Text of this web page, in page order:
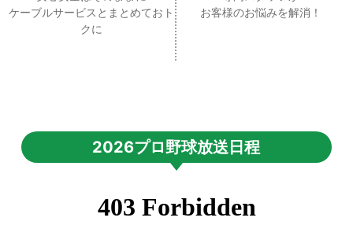
ケーブルサービスとまとめておト
クに
お客様のお悩みを解消！
2026プロ野球放送日程